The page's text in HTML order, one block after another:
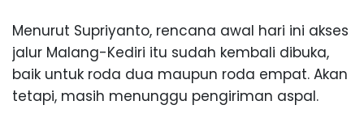
Menurut Supriyanto, rencana awal hari ini akses
jalur Malang-Kediri itu sudah kembali dibuka,
baik untuk roda dua maupun roda empat. Akan
tetapi, masih menunggu pengiriman aspal.